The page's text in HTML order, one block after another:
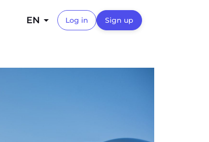
EN Log in Sign up